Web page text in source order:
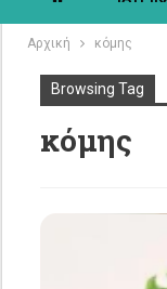
Αρχική κόμης
Browsing Tag
κόμης